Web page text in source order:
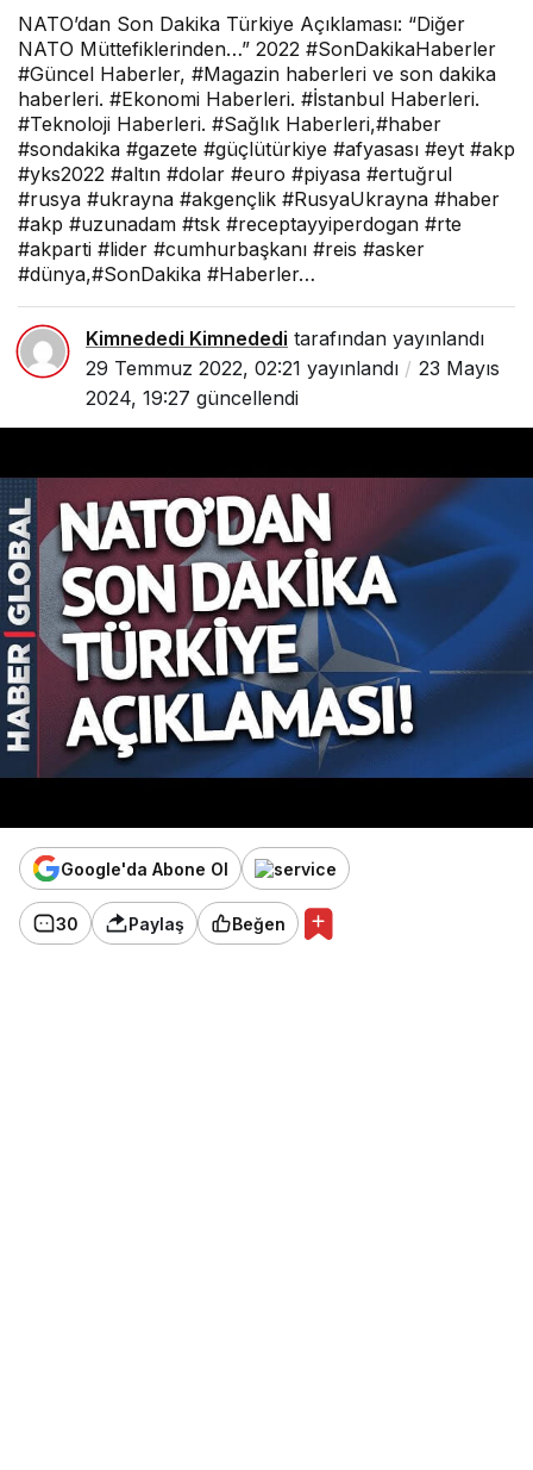
NATO’dan Son Dakika Türkiye Açıklaması: “Diğer
NATO Müttefiklerinden…” 2022 #SonDakikaHaberler
#Güncel Haberler, #Magazin haberleri ve son dakika
haberleri. #Ekonomi Haberleri. #İstanbul Haberleri.
#Teknoloji Haberleri. #Sağlık Haberleri,#haber
#sondakika #gazete #güçlütürkiye #afyasası #eyt #akp
#yks2022 #altın #dolar #euro #piyasa #ertuğrul
#rusya #ukrayna #akgençlik #RusyaUkrayna #haber
#akp #uzunadam #tsk #receptayyiperdogan #rte
#akparti #lider #cumhurbaşkanı #reis #asker
#dünya,#SonDakika #Haberler…
Kimnededi Kimnededi tarafından yayınlandı
29 Temmuz 2022, 02:21 yayınlandı
23 Mayıs
2024, 19:27 güncellendi
Google'da Abone Ol
30 Paylaş Beğen